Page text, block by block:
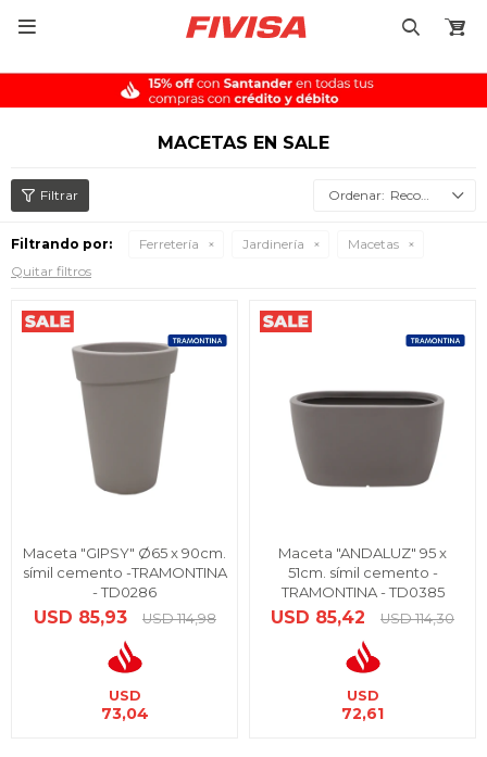

MACETAS EN SALE
Recomendados
Filtrando por: Ferretería Jardinería
Macetas
Quitar filtros
Maceta "GIPSY" Ø65 x 90cm.
símil cemento -TRAMONTINA
- TD0286
USD 85,93 USD 114,98
USD
73,04
Maceta "ANDALUZ" 95 x
51cm. símil cemento -
TRAMONTINA - TD0385
USD 85,42 USD 114,30
USD
72,61